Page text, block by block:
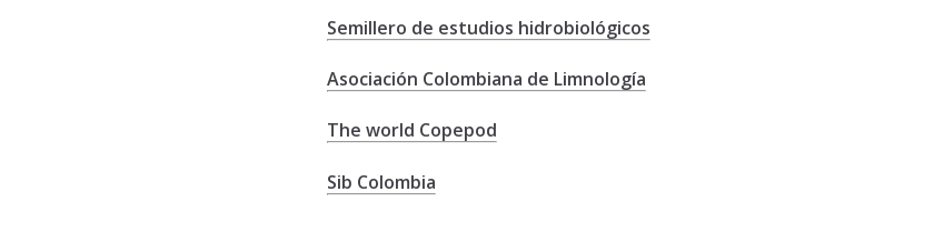
Semillero de estudios hidrobiológicos
Asociación Colombiana de Limnología
The world Copepod
Sib Colombia